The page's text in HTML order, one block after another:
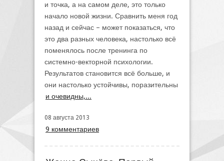
и точка, а на самом деле, это только
начало новой жизни. Сравнить меня год
назад и сейчас – может показаться, что
это два разных человека, настолько всё
поменялось после тренинга по
системно-векторной психологии.
Результатов становится всё больше, и
они настолько устойчивы, поразительны
и очевидны,...
08 августа 2013
9 комментариев